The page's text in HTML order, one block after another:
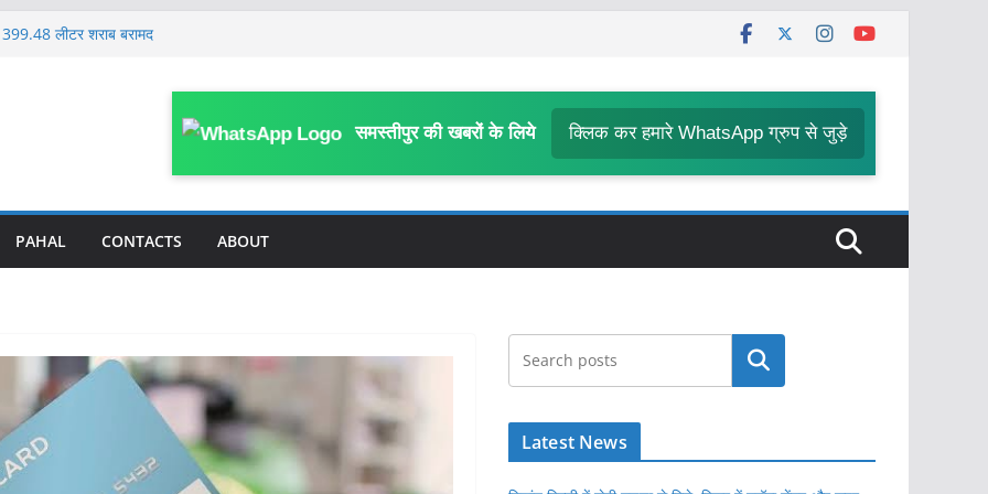
लीटर शराब बरामद
दिवसीय प्रांतीय बैठक शुरू, उत्तर बिहार के
पत्र
समस्तीपुर की खबरों के लिये क्लिक कर हमारे WhatsApp ग्रुप से जुड़े
PAHAL CONTACTS ABOUT
खोजें
Latest News